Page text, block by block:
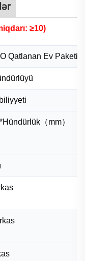
≥10)
Qatlanan Ev Paketi
（mm）